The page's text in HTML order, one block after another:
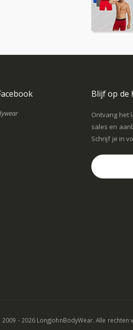
Blijf op de
Ontvang het
sales en
Schrijf je in
- 2026 LongJohnBodyWear. Alle